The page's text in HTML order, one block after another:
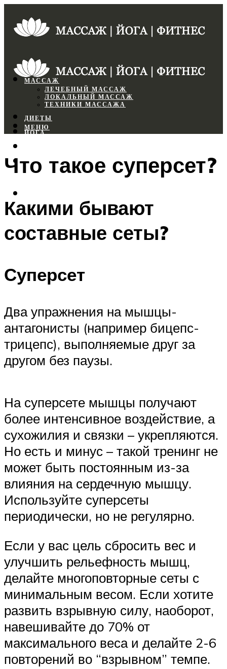
МАССАЖ
ЛЕЧЕБНЫЙ МАССАЖ
ЛОКАЛЬНЫЙ МАССАЖ
ТЕХНИКИ МАССАЖА
ДИЕТЫ
ЙОГА
ФИТНЕС
МЕНЮ
Что такое суперсет?
Какими бывают
составные сеты?
Суперсет
Два упражнения на мышцы-
антагонисты (например бицепс-
трицепс), выполняемые друг за
другом без паузы.
На суперсете мышцы получают
более интенсивное воздействие, а
сухожилия и связки – укрепляются.
Но есть и минус – такой тренинг не
может быть постоянным из-за
влияния на сердечную мышцу.
Используйте суперсеты
периодически, но не регулярно.
Если у вас цель сбросить вес и
улучшить рельефность мышц,
делайте многоповторные сеты с
минимальным весом. Если хотите
развить взрывную силу, наоборот,
навешивайте до 70% от
максимального веса и делайте 2-6
повторений во “взрывном” темпе.